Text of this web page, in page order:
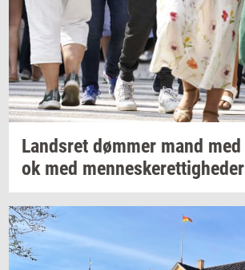
Lands­ret døm­mer mand med
ok med men­ne­ske­ret­tig­he­der